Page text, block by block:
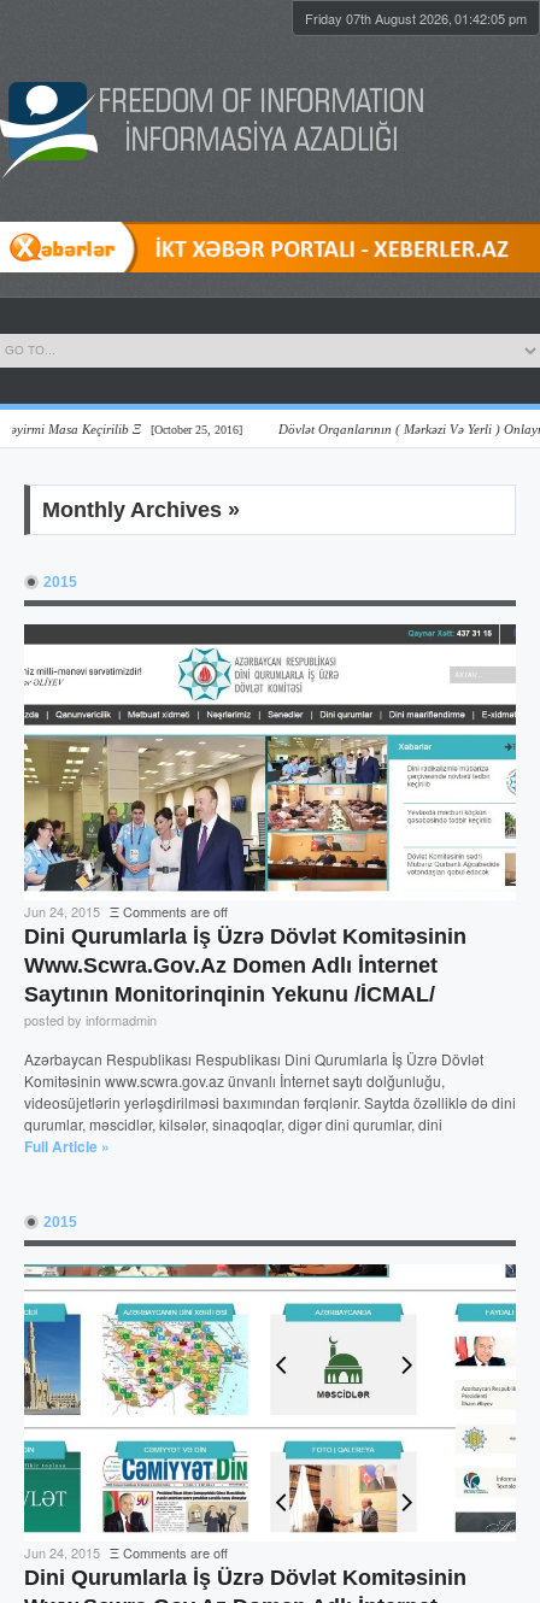
Friday 07th August 2026, 01:42:06 pm
Keçirilib Ξ [October 25, 2016] Dövlət Orqanlarının ( Mərkəzi Və Yerli ) Onlayn Şəffaflıq
Monthly Archives »
2015
Jun 24, 2015 ΞComments are off
Dini Qurumlarla İş Üzrə Dövlət Komitəsinin
Www.scwra.gov.az Domen Adlı İnternet
Saytının Monitorinqinin Yekunu /İCMAL/
posted by informadmin
Azərbaycan Respublikası Respublikası Dini Qurumlarla İş Üzrə Dövlət
Komitəsinin www.scwra.gov.az ünvanlı İnternet saytı dolğunluğu,
videosüjetlərin yerləşdirilməsi baxımından fərqlənir. Saytda özəlliklə də dini
qurumlar, məscidlər, kilsələr, sinaqoqlar, digər dini qurumlar, dini
Full Article »
2015
Jun 24, 2015 ΞComments are off
Dini Qurumlarla İş Üzrə Dövlət Komitəsinin